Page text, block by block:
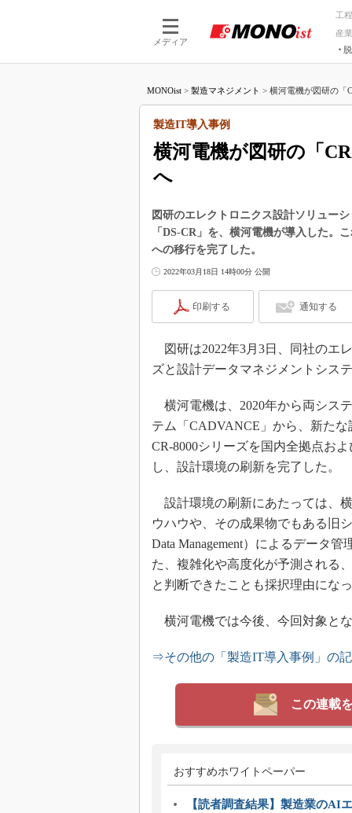
メディア
工
産
つながる工場
AI×設備
MONOist > 製造マネジメント > 横河電機が図研の「
横河電機が図研の「
へ
製造IT導入事例
図研のエレクトロニクス設計ソリュー
「DS-CR」を、横河電機が導入した。
への移行を完了した。
2022年03月18日 14時00分 公開
印刷する 通知する
図研は2022年3月3日、同社のエ
ズと設計データマネジメントシス
横河電機は、2020年から両シス
テム「CADVANCE」から、新た
CR-8000シリーズを国内全拠点お
し、設計環境の刷新を完了した。
設計環境の刷新にあたっては、
ウハウや、その成果物でもある旧
Data Management）によるデータ
た、複雑化や高度化が予測される
と判断できたことも採択理由にな
横河電機では今後、今回対象と
⇒その他の「製造IT導入事例」の
この連載
おすすめホワイトペーパー
【読者調査結果】製造業のAI